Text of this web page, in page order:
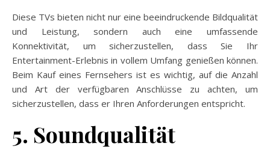
Diese TVs bieten nicht nur eine beeindruckende Bildqualität
und Leistung, sondern auch eine umfassende
Konnektivität, um sicherzustellen, dass Sie Ihr
Entertainment-Erlebnis in vollem Umfang genießen können.
Beim Kauf eines Fernsehers ist es wichtig, auf die Anzahl
und Art der verfügbaren Anschlüsse zu achten, um
sicherzustellen, dass er Ihren Anforderungen entspricht.
5. Soundqualität